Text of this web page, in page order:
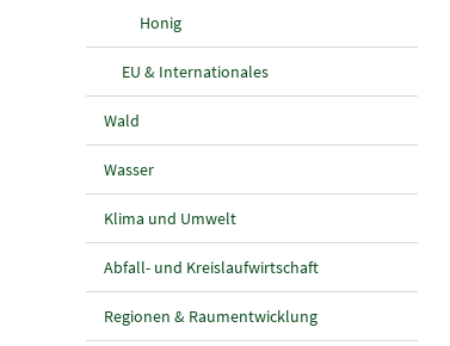
Honig
EU & Internationales
Wald
Wasser
Klima und Umwelt
Abfall- und Kreislaufwirtschaft
Regionen & Raumentwicklung